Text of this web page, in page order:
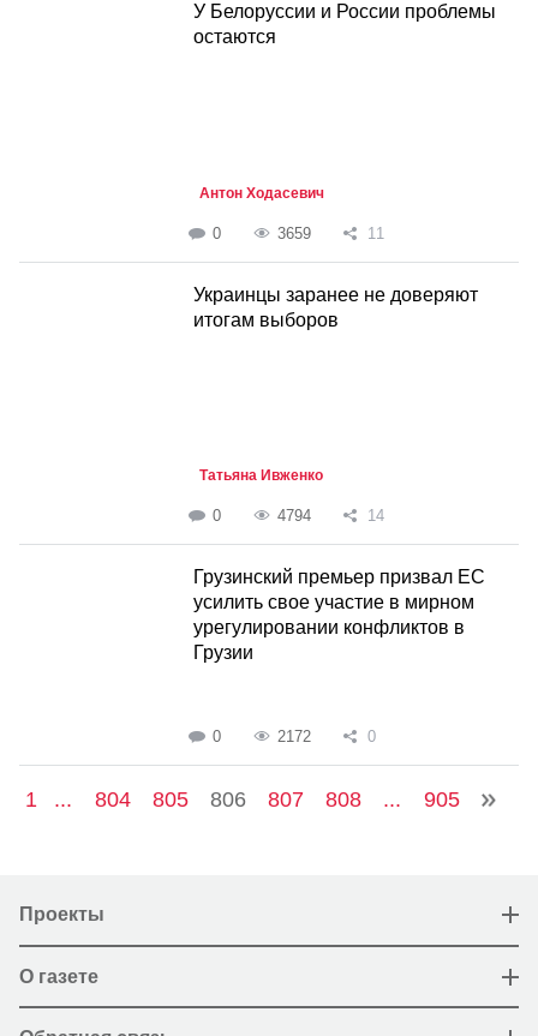
У Белоруссии и России проблемы
остаются
Антон Ходасевич
0 3659 11
Украинцы заранее не доверяют
итогам выборов
Татьяна Ивженко
0 4794 14
Грузинский премьер призвал ЕС
усилить свое участие в мирном
урегулировании конфликтов в
Грузии
0 2172 0
1 ... 804 805 806 807 808 ... 905
Проекты
О газете